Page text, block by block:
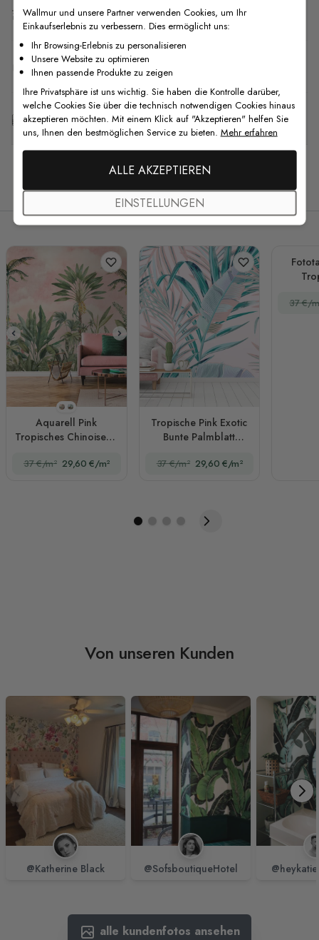
Versand & Rückgabe
F.A.Q
Kostenlose Anpassung
Verwandte Produkte
Stil 1
Stil 2
Aquarell Pink
Tropisches Chinoiserie
37 €/m² 29,60 €/m²
Tropische Pink Exotic
Bunte Palmblatt
37 €/m² 29,60 €/m²
37 €/
Von unseren Kunden
@Katherine Black @SofsboutiqueHotel
alle kundenfotos ansehen
Wallmur und unsere Partner verwenden Cookies, um Ihr
Einkaufserlebnis zu verbessern. Dies ermöglicht uns:
Ihr Browsing-Erlebnis zu personalisieren
Unsere Website zu optimieren
Ihnen passende Produkte zu zeigen
Ihre Privatsphäre ist uns wichtig. Sie haben die Kontrolle darüber,
welche Cookies Sie über die technisch notwendigen Cookies hinaus
akzeptieren möchten. Mit einem Klick auf "Akzeptieren" helfen Sie
uns, Ihnen den bestmöglichen Service zu bieten. Mehr erfahren
ALLE AKZEPTIEREN
EINSTELLUNGEN